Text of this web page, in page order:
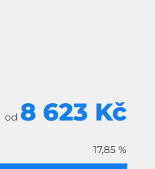
od 8 623 Kč
17,85 %